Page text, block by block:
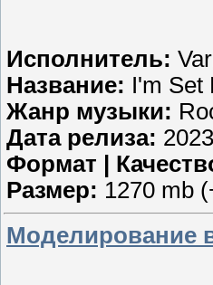
Исполнитель:
Название: I'm Set
Жанр музыки:
Дата релиза: 2023
Формат |
Размер: 1270 mb
Моделирование